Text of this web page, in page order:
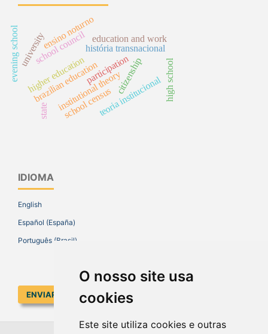
O nosso site usa
cookies
Este site utiliza cookies e outras
história transnacional
brazilian education
school council
citizenship
participation
teoria institucional
institutional theory
higher education
universityensino noturno
high school
evening school
school census
education and work
state
IDIOMA
English
Español (España)
Português (Brasil)
ENVIAR SUBMISSÃO